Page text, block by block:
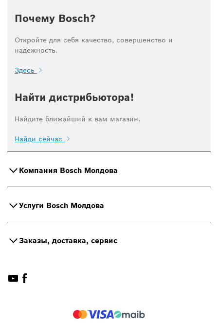
Почему Bosch?
Откройте для себя качество, совершенство и
надежность.
Здесь
Найти дистрибьютора!
Найдите ближайший к вам магазин.
Найди сейчас
Компания Bosch Молдова
Услуги Bosch Молдова
Заказы, доставка, сервис